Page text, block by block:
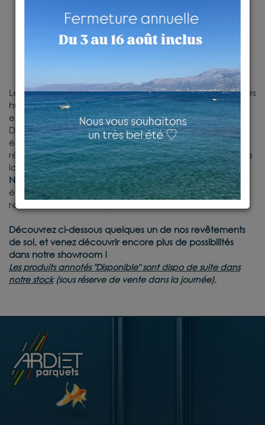
Le sol vinyleest le revêtement de sol idéal pour les pièces
humides. Fabriqué à partir de matériaux synthétiques, il
est résistant à l'eau, et facile à nettoyer.
De nouveaux revêtements hybrides combinent
également aujourd'hui la résistance à l'eau et la
résistance à l'usure.En lames ou en dalles, il existe un très
large choix en terme de design !
Nos spécialistes vous accueillent en boutique, pour
échanger sur votre projet, et trouver à vos côtés le
revêtement de sol fait pour vous !
Découvrez ci-dessous quelques un de nos revêtements
de sol, et venez découvrir encore plus de possibilités
dans notre showroom !
Les produits annotés "Disponible" sont dispo de suite dans
notre stock (sous réserve de vente dans la journée).